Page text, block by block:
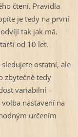
čtení. Pravidla
je tedy na první
tak jak má.
od 10 let.
ostatní, ale
zbytečně tedy
variabilní –
nastavení na
určením